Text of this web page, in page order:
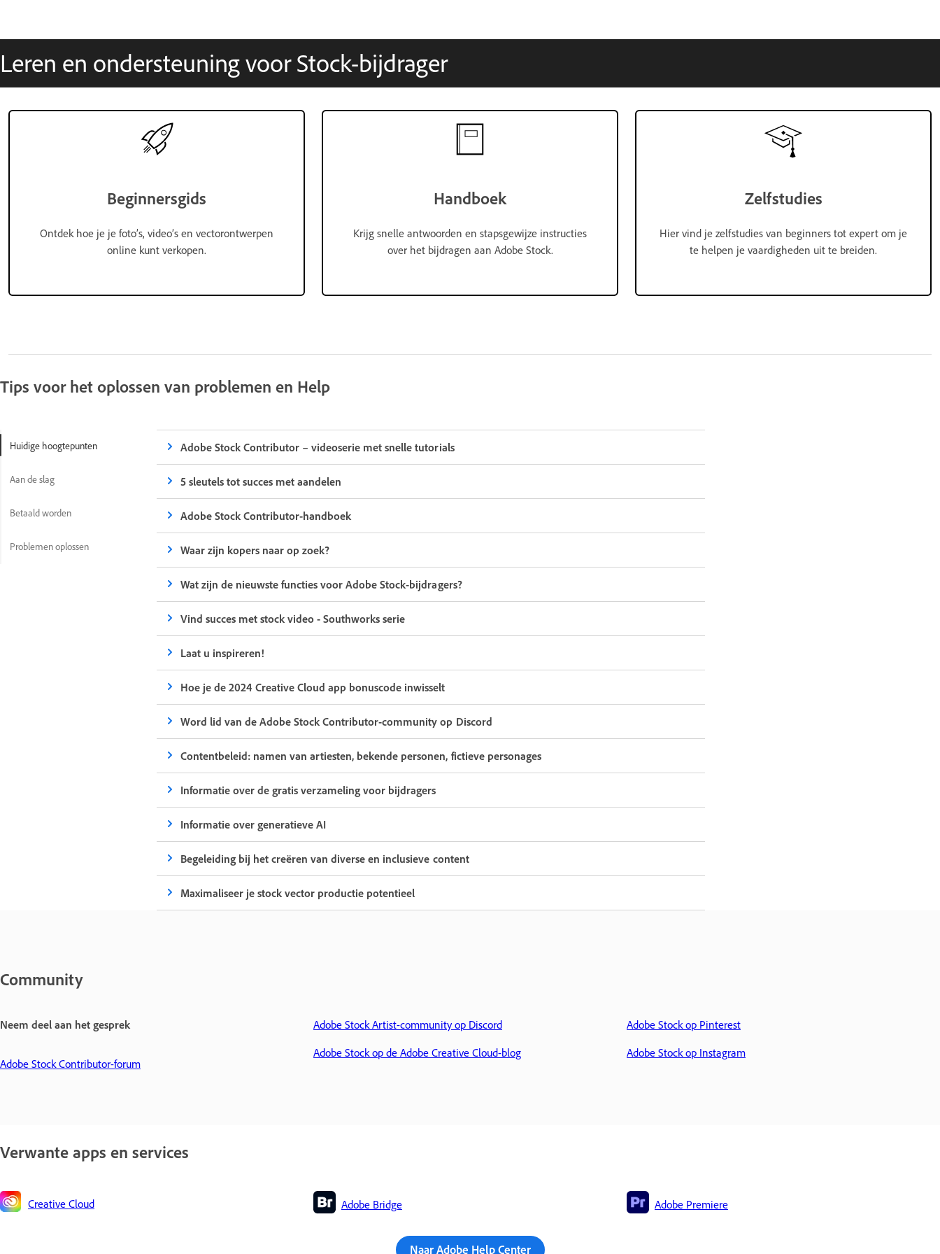
Leren en ondersteuning voor Stock-bijdrager
Beginnersgids
Ontdek hoe je je foto’s, video’s en vectorontwerpen
online kunt verkopen.
Handboek
Krijg snelle antwoorden en stapsgewijze instructies
over het bijdragen aan Adobe Stock.
Zelfstudies
Hier vind je zelfstudies van beginners tot expert om je
te helpen je vaardigheden uit te breiden.
Tips voor het oplossen van problemen en Help
Huidige hoogtepunten
Aan de slag
Betaald worden
Problemen oplossen
Adobe Stock Contributor – videoserie met snelle tutorials
5 sleutels tot succes met aandelen
Adobe Stock Contributor-handboek
Waar zijn kopers naar op zoek?
Wat zijn de nieuwste functies voor Adobe Stock-bijdragers?
Vind succes met stock video - Southworks serie
Laat u inspireren!
Hoe je de 2024 Creative Cloud app bonuscode inwisselt
Word lid van de Adobe Stock Contributor-community op Discord
Contentbeleid: namen van artiesten, bekende personen, fictieve personages
Informatie over de gratis verzameling voor bijdragers
Informatie over generatieve AI
Begeleiding bij het creëren van diverse en inclusieve content
Maximaliseer je stock vector productie potentieel
Community
Neem deel aan het gesprek
Adobe Stock Contributor-forum
Adobe Stock Artist-community op Discord
Adobe Stock op de Adobe Creative Cloud-blog
Adobe Stock op Pinterest
Adobe Stock op Instagram
Verwante apps en services
Creative Cloud Adobe Bridge Adobe Premiere
Naar Adobe Help Center